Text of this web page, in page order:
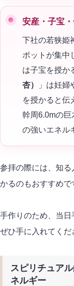
安産・子宝
下社の若狭姫
ポットが集中
は子宝を授か
杏）
」は妊
を授かると伝
幹周6.0mの巨
の強いエネル
参拝の際には、知る
かるのもおすすめで
手作りのため、当
ぜひ手に入れてくだ
スピリチュア
ネルギー